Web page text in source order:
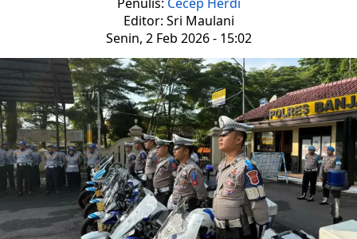
Editor: Sri Maulani
Senin, 2 Feb 2026 - 15:02